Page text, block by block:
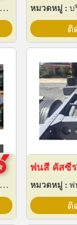
หมวดหมู่ : บริ
ติ
พ่นสี คัสซี
หมวดหมู่ : พ่
ติ